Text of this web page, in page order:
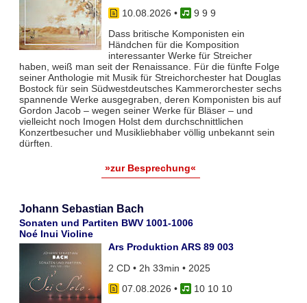
10.08.2026 •
9 9 9
Dass britische Komponisten ein
Händchen für die Komposition
interessanter Werke für Streicher
haben, weiß man seit der Renaissance. Für die fünfte Folge
seiner Anthologie mit Musik für Streichorchester hat Douglas
Bostock für sein Südwestdeutsches Kammerorchester sechs
spannende Werke ausgegraben, deren Komponisten bis auf
Gordon Jacob – wegen seiner Werke für Bläser – und
vielleicht noch Imogen Holst dem durchschnittlichen
Konzertbesucher und Musikliebhaber völlig unbekannt sein
dürften.
»zur Besprechung«
Johann Sebastian Bach
Sonaten und Partiten BWV 1001-1006
Noé Inui Violine
Ars Produktion ARS 89 003
2 CD • 2h 33min • 2025
07.08.2026 •
10 10 10